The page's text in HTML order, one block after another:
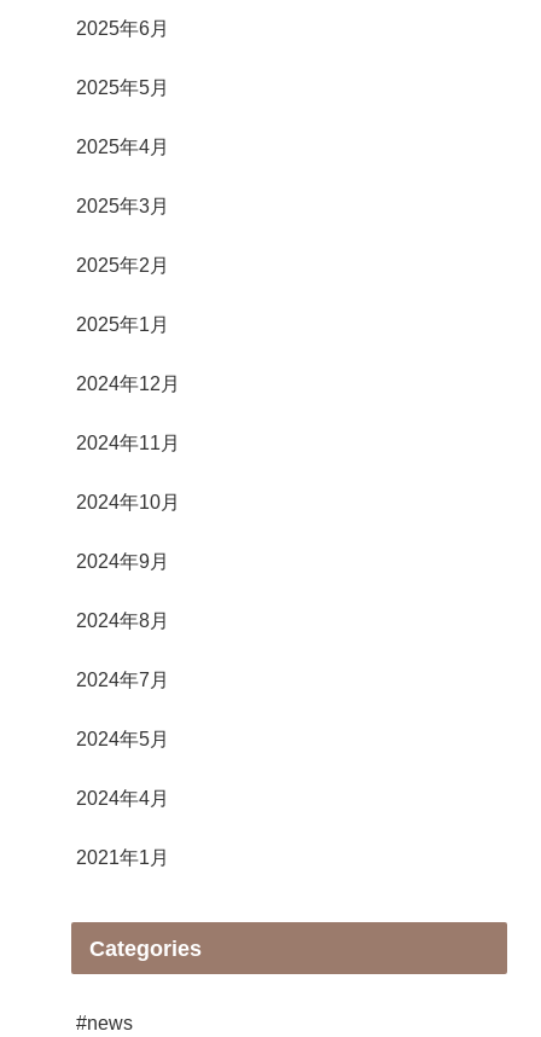
2025年6月
2025年5月
2025年4月
2025年3月
2025年2月
2025年1月
2024年12月
2024年11月
2024年10月
2024年9月
2024年8月
2024年7月
2024年5月
2024年4月
2021年1月
Categories
#news